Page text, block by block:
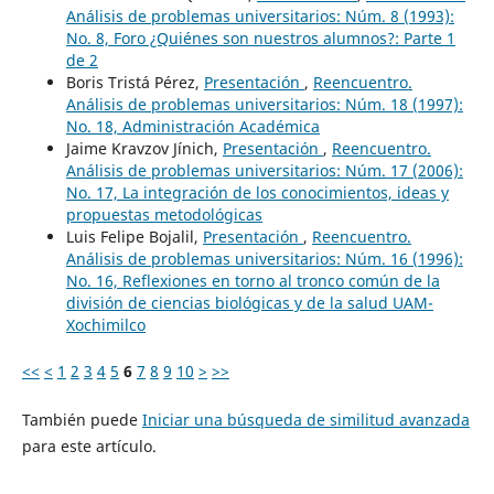
Análisis de problemas universitarios: Núm. 8 (1993):
No. 8, Foro ¿Quiénes son nuestros alumnos?: Parte 1
de 2
Boris Tristá Pérez, Presentación , Reencuentro.
Análisis de problemas universitarios: Núm. 18 (1997):
No. 18, Administración Académica
Jaime Kravzov Jínich, Presentación , Reencuentro.
Análisis de problemas universitarios: Núm. 17 (2006):
No. 17, La integración de los conocimientos, ideas y
propuestas metodológicas
Luis Felipe Bojalil, Presentación , Reencuentro.
Análisis de problemas universitarios: Núm. 16 (1996):
No. 16, Reflexiones en torno al tronco común de la
división de ciencias biológicas y de la salud UAM-
Xochimilco
<< < 1 2 3 4 5 6 7 8 9 10 > >>
También puede Iniciar una búsqueda de similitud avanzada
para este artículo.